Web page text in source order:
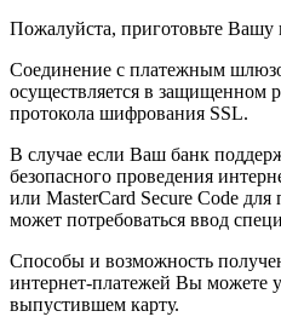
Пожалуйста, приготовьте Вашу
Соединение с платежным
осуществляется в защищенном
протокола шифрования SSL.
В случае если Ваш банк
безопасного проведения
или MasterCard Secure Code
может потребоваться ввод
Способы и возможность
интернет-платежей Вы можете
выпустившем карту.